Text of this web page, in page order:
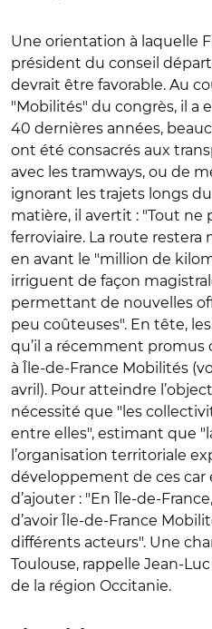
Une orientation à laquelle
président du conseil
devrait être favorable. Au
"Mobilités" du congrès, il a
40 dernières années,
ont été consacrés aux
avec les tramways, ou de
ignorant les trajets longs
matière, il avertit : "Tout ne
ferroviaire. La route
en avant le "million de
irriguent de façon
permettant de nouvelles
peu coûteuses". En tête,
qu’il a récemment promus
à Île-de-France Mobilités
avril). Pour atteindre
nécessité que "les
entre elles", estimant que
l’organisation territoriale
développement de ces car
d’ajouter : "En Île-de-
d’avoir Île-de-France
différents acteurs". Une
Toulouse, rappelle Jean-
de la région Occitanie.